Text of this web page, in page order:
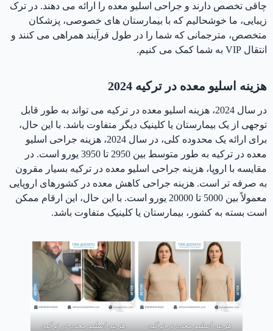
چاقی تخصص دارند و جراحی اسلیو معده را ارائه می دهند. در ترک
زیبایی، ما خوشحالیم که با بیمارستان های خصوصی، پزشکان
متخصص، مترجمانی که شما را در طول فرآیند همراهی می کنند و
انتقال VIP به شما کمک می کنیم.
هزینه اسلیو معده در ترکیه 2024
در سال 2024، هزینه اسلیو معده در ترکیه می تواند به طور قابل
توجهی از یک بیمارستان یا کلینیک دیگر متفاوت باشد. با این حال،
برای ارائه یک محدوده کلی، در سال 2024، هزینه جراحی اسلیو
معده در ترکیه به طور متوسط بین 2950 تا 3950 یورو است. در
مقایسه با اروپا، هزینه جراحی اسلیو معده در ترکیه بسیار مقرون
به صرفه تر است. هزینه جراحی کاهش معده در کشورهای اروپایی
معمولاً بین 5000 تا 20000 یورو است. با این حال، این ارقام ممکن
است بسته به کشور، بیمارستان یا کلینیک متفاوت باشد.
هزینه اسلیو معده در ترکیه هزینه اسلیو معده در ترکیه